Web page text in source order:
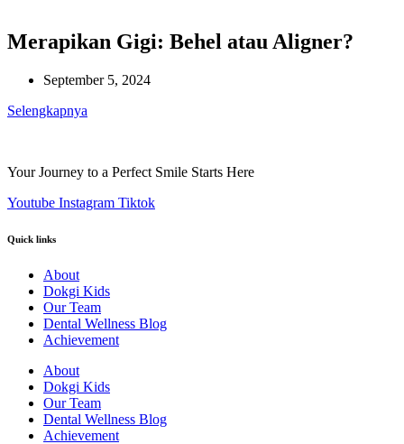
Merapikan Gigi: Behel atau Aligner?
September 5, 2024
Selengkapnya
Your Journey to a Perfect Smile Starts Here
Youtube Instagram Tiktok
Quick links
About
Dokgi Kids
Our Team
Dental Wellness Blog
Achievement
About
Dokgi Kids
Our Team
Dental Wellness Blog
Achievement